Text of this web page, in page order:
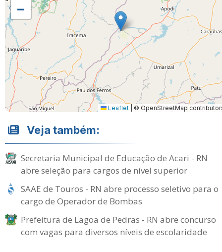
−
Leaflet © OpenStreetMap
Veja também:
Secretaria Municipal de Educação de Acari - RN
abre seleção para cargos de nível superior
SAAE de Touros - RN abre processo seletivo para o
cargo de Operador de Bombas
Prefeitura de Lagoa de Pedras - RN abre concurso
com vagas para diversos níveis de escolaridade